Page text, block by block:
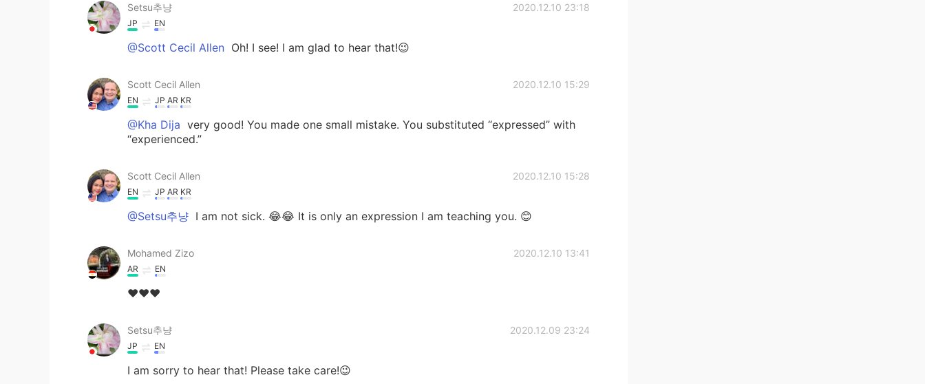
Setsu추냥 2020.12.10 23:18
JP EN
@Scott Cecil Allen Oh! I see! I am glad to hear that!😉
Scott Cecil Allen 2020.12.10 15:29
EN JP AR KR
@Kha Dija very good! You made one small mistake. You substituted “expressed” with
“experienced.”
Scott Cecil Allen 2020.12.10 15:28
EN JP AR KR
@Setsu추냥 I am not sick. 😂😂 It is only an expression I am teaching you. 😊
Mohamed Zizo 2020.12.10 13:41
AR EN
♥️♥️♥️
Setsu추냥 2020.12.09 23:24
JP EN
I am sorry to hear that! Please take care!😉